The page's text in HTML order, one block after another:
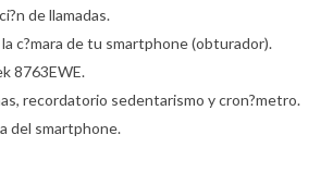
de llamadas.
c?mara de tu smartphone (obturador).
8763EWE.
recordatorio sedentarismo y cron?metro.
del smartphone.